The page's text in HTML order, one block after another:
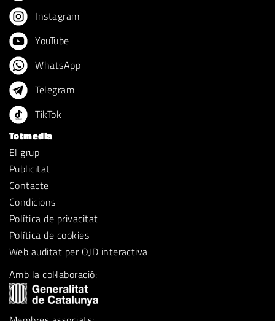
Instagram
YouTube
WhatsApp
Telegram
TikTok
Totmedia
El grup
Publicitat
Contacte
Condicions
Política de privacitat
Política de cookies
Web auditat per OJD interactiva
Amb la col·laboració: